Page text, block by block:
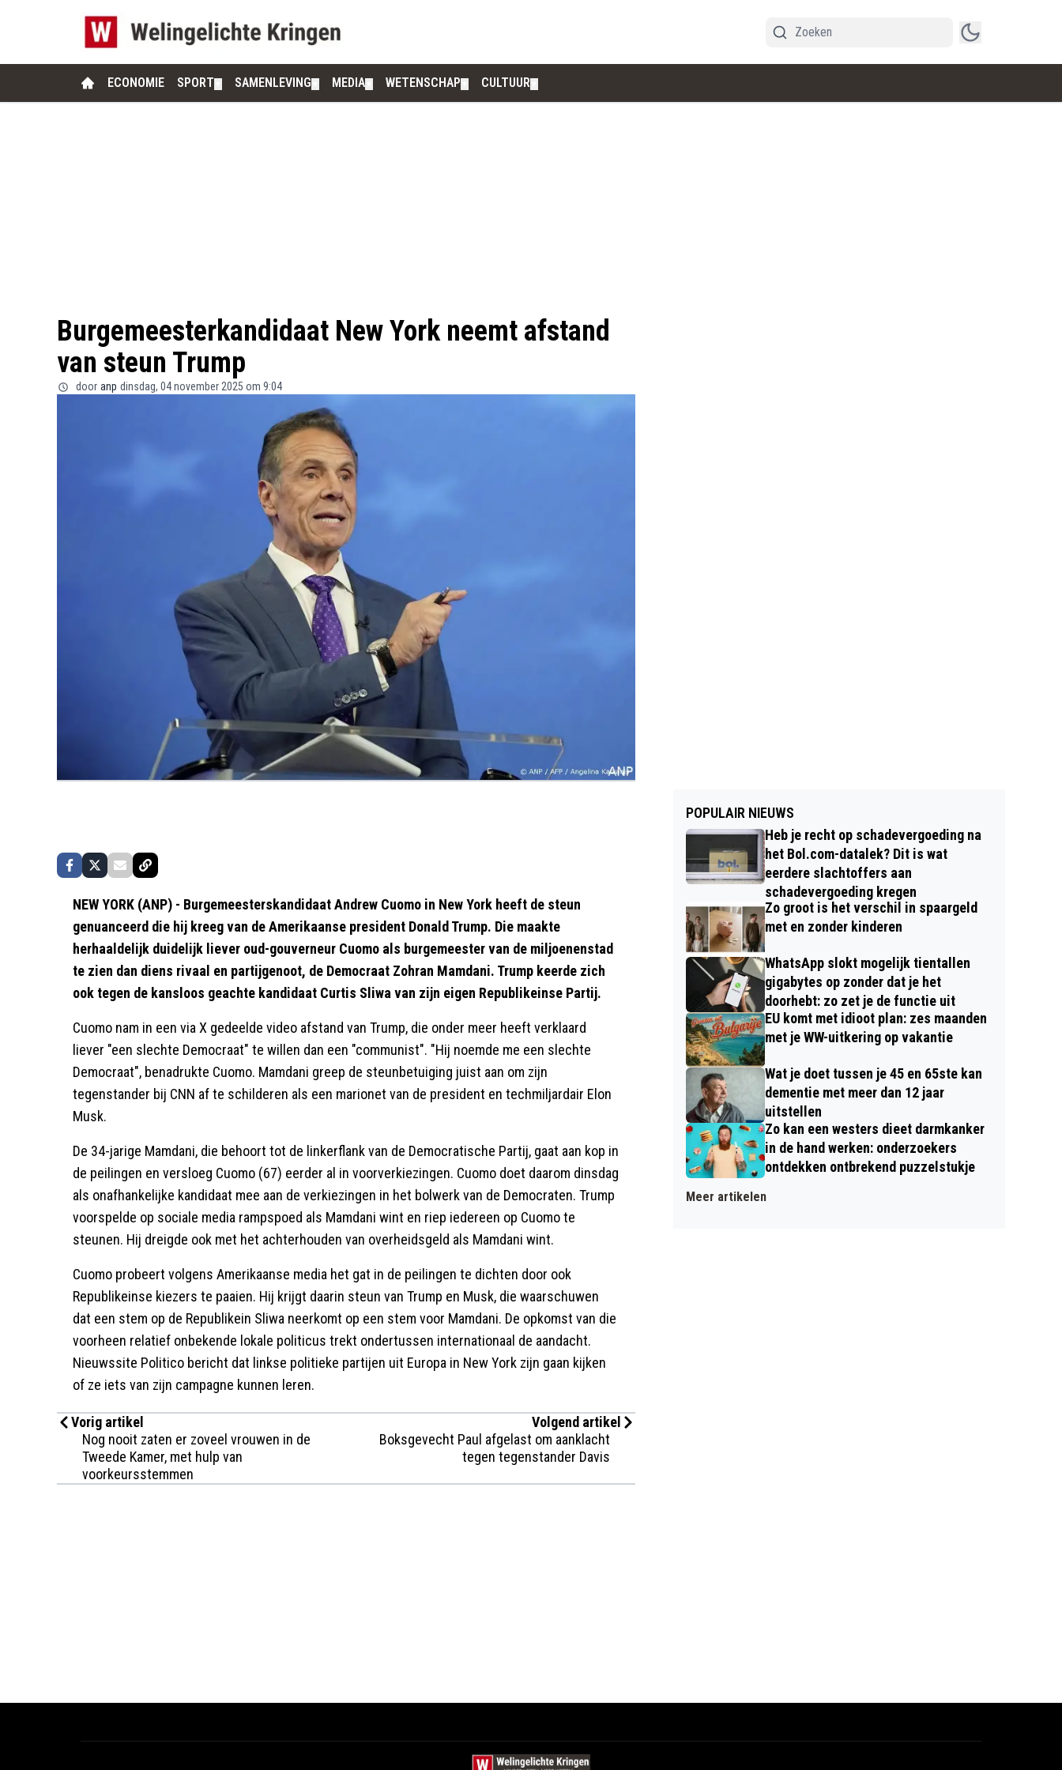
ECONOMIE SPORT SAMENLEVING MEDIA WETENSCHAP CULTUUR
Burgemeesterkandidaat New York neemt afstand
van steun Trump
door anp dinsdag, 04 november 2025 om 9:04
NEW YORK (ANP) - Burgemeesterskandidaat Andrew Cuomo in New York heeft de steun
genuanceerd die hij kreeg van de Amerikaanse president Donald Trump. Die maakte
herhaaldelijk duidelijk liever oud-gouverneur Cuomo als burgemeester van de miljoenenstad
te zien dan diens rivaal en partijgenoot, de Democraat Zohran Mamdani. Trump keerde zich
ook tegen de kansloos geachte kandidaat Curtis Sliwa van zijn eigen Republikeinse Partij.
Cuomo nam in een via X gedeelde video afstand van Trump, die onder meer heeft verklaard
liever "een slechte Democraat" te willen dan een "communist". "Hij noemde me een slechte
Democraat", benadrukte Cuomo. Mamdani greep de steunbetuiging juist aan om zijn
tegenstander bij CNN af te schilderen als een marionet van de president en techmiljardair Elon
Musk.
De 34-jarige Mamdani, die behoort tot de linkerflank van de Democratische Partij, gaat aan kop in
de peilingen en versloeg Cuomo (67) eerder al in voorverkiezingen. Cuomo doet daarom dinsdag
als onafhankelijke kandidaat mee aan de verkiezingen in het bolwerk van de Democraten. Trump
voorspelde op sociale media rampspoed als Mamdani wint en riep iedereen op Cuomo te
steunen. Hij dreigde ook met het achterhouden van overheidsgeld als Mamdani wint.
Cuomo probeert volgens Amerikaanse media het gat in de peilingen te dichten door ook
Republikeinse kiezers te paaien. Hij krijgt daarin steun van Trump en Musk, die waarschuwen
dat een stem op de Republikein Sliwa neerkomt op een stem voor Mamdani. De opkomst van die
voorheen relatief onbekende lokale politicus trekt ondertussen internationaal de aandacht.
Nieuwssite Politico bericht dat linkse politieke partijen uit Europa in New York zijn gaan kijken
of ze iets van zijn campagne kunnen leren.
Vorig artikel
Nog nooit zaten er zoveel vrouwen in de
Tweede Kamer, met hulp van
voorkeursstemmen
Volgend artikel
Boksgevecht Paul afgelast om aanklacht
tegen tegenstander Davis
POPULAIR NIEUWS
Heb je recht op schadevergoeding na
het Bol.com-datalek? Dit is wat
eerdere slachtoffers aan
schadevergoeding kregen
Zo groot is het verschil in spaargeld
met en zonder kinderen
WhatsApp slokt mogelijk tientallen
gigabytes op zonder dat je het
doorhebt: zo zet je de functie uit
EU komt met idioot plan: zes maanden
met je WW-uitkering op vakantie
Wat je doet tussen je 45 en 65ste kan
dementie met meer dan 12 jaar
uitstellen
Zo kan een westers dieet darmkanker
in de hand werken: onderzoekers
ontdekken ontbrekend puzzelstukje
Meer artikelen